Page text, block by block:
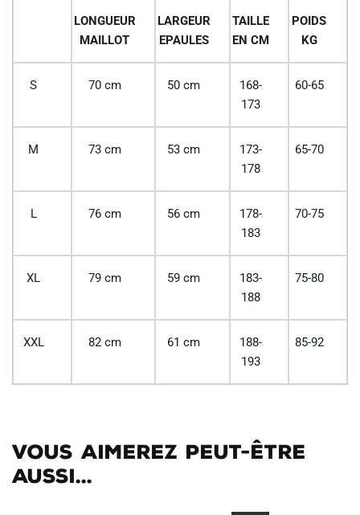
LONGUEUR
MAILLOT
LARGEUR
EPAULES
TAILLE
EN CM
POIDS
KG
S 70 cm 50 cm
168-
173
60-65
M 73 cm 53 cm
173-
178
65-70
L 76 cm 56 cm
178-
183
70-75
XL 79 cm 59 cm
183-
188
75-80
XXL 82 cm 61 cm
188-
193
85-92
Vous aimerez peut-être
aussi...